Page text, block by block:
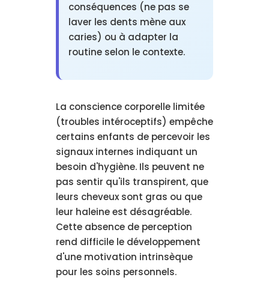
conséquences (ne pas se
laver les dents mène aux
caries) ou à adapter la
routine selon le contexte.
La conscience corporelle limitée
(troubles intéroceptifs) empêche
certains enfants de percevoir les
signaux internes indiquant un
besoin d'hygiène. Ils peuvent ne
pas sentir qu'ils transpirent, que
leurs cheveux sont gras ou que
leur haleine est désagréable.
Cette absence de perception
rend difficile le développement
d'une motivation intrinsèque
pour les soins personnels.